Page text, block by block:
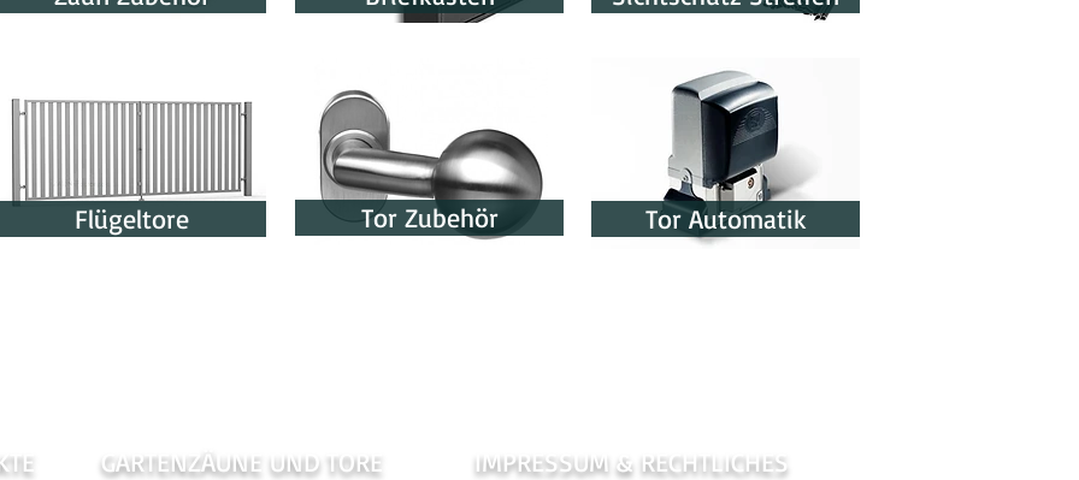
Flügeltore Tor Zubehör Tor Automatik
GARTENZÄUNE UND TORE IMPRESSUM & RECHTLICHES